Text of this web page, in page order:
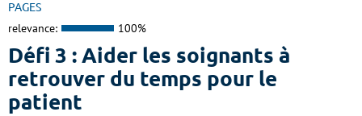
PAGES
relevance: 100%
Défi 3 : Aider les soignants à
retrouver du temps pour le
patient